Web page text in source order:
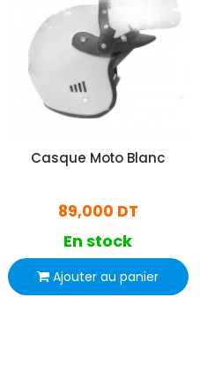
Casque Moto Blanc
89,000 DT
En stock
Ajouter au panier